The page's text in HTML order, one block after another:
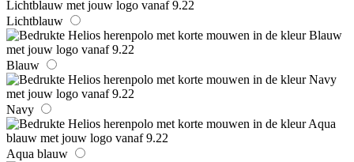
Lichtblauw
Blauw
Navy
Aqua blauw